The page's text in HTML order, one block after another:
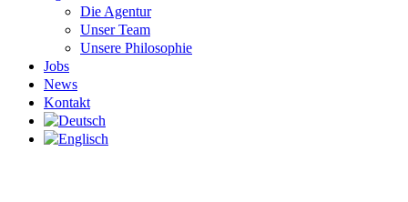
Die Agentur
Unser Team
Unsere Philosophie
Jobs
News
Kontakt